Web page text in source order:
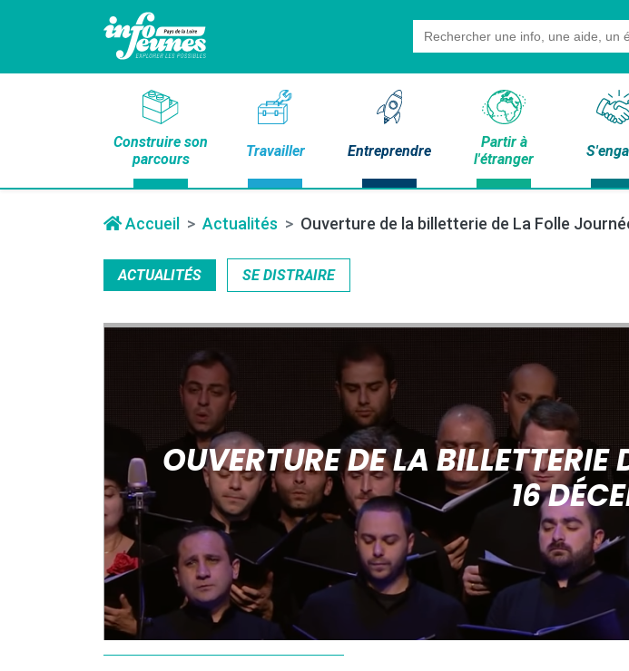
Search
for:
Construire son
parcours
Travailler Entreprendre
Partir à
l'étranger
Accueil Actualités Ouverture de la billetterie de La Folle
ACTUALITÉS SE DISTRAIRE
OUVERTURE DE LA
16